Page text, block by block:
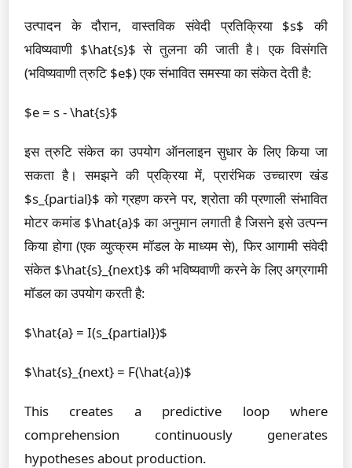
उत्पादन के दौरान, वास्तविक संवेदी प्रतिक्रिया $s$ की
भविष्यवाणी $\hat{s}$ से तुलना की जाती है। एक विसंगति
(भविष्यवाणी त्रुटि $e$) एक संभावित समस्या का संकेत देती है:
$e = s - \hat{s}$
इस त्रुटि संकेत का उपयोग ऑनलाइन सुधार के लिए किया जा
सकता है। समझने की प्रक्रिया में, प्रारंभिक उच्चारण खंड
$s_{partial}$ को ग्रहण करने पर, श्रोता की प्रणाली संभावित
मोटर कमांड $\hat{a}$ का अनुमान लगाती है जिसने इसे उत्पन्न
किया होगा (एक व्युत्क्रम मॉडल के माध्यम से), फिर आगामी संवेदी
संकेत $\hat{s}_{next}$ की भविष्यवाणी करने के लिए अग्रगामी
मॉडल का उपयोग करती है:
$\hat{a} = I(s_{partial})$
$\hat{s}_{next} = F(\hat{a})$
This creates a predictive loop where
comprehension continuously generates
hypotheses about production.